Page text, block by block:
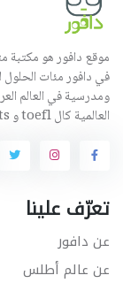
موقع دافور هو مكتبة
في دافور مئات الحلول
ومدرسية في العالم
العالمية كال toefl و Ielts و SAT وغيرها الكثير.
تعرّف علينا
عن دافور
عن عالم أطلس